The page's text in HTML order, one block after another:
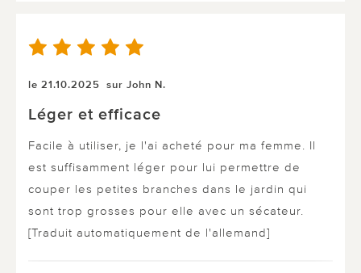
le 21.10.2025 sur John N.
Léger et efficace
Facile à utiliser, je l'ai acheté pour ma femme. Il
est suffisamment léger pour lui permettre de
couper les petites branches dans le jardin qui
sont trop grosses pour elle avec un sécateur.
[Traduit automatiquement de l'allemand]